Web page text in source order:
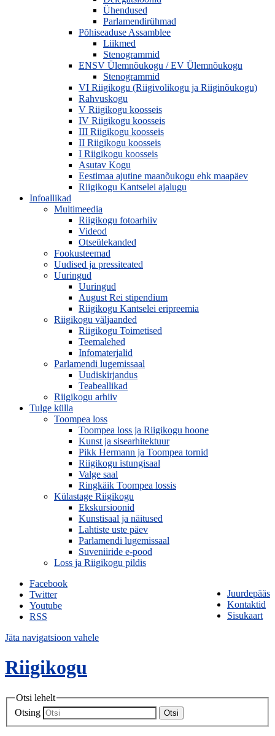
Ühendused
Parlamendirühmad
Põhiseaduse Assamblee
Liikmed
Stenogrammid
ENSV Ülemnõukogu / EV Ülemnõukogu
Stenogrammid
VI Riigikogu (Riigivolikogu ja Riiginõukogu)
Rahvuskogu
V Riigikogu koosseis
IV Riigikogu koosseis
III Riigikogu koosseis
II Riigikogu koosseis
I Riigikogu koosseis
Asutav Kogu
Eestimaa ajutine maanõukogu ehk maapäev
Riigikogu Kantselei ajalugu
Infoallikad
Multimeedia
Riigikogu fotoarhiiv
Videod
Otseülekanded
Fookusteemad
Uudised ja pressiteated
Uuringud
Uuringud
August Rei stipendium
Riigikogu Kantselei eripreemia
Riigikogu väljaanded
Riigikogu Toimetised
Teemalehed
Infomaterjalid
Parlamendi lugemissaal
Uudiskirjandus
Teabeallikad
Riigikogu arhiiv
Tulge külla
Toompea loss
Toompea loss ja Riigikogu hoone
Kunst ja sisearhitektuur
Pikk Hermann ja Toompea tornid
Riigikogu istungisaal
Valge saal
Ringkäik Toompea lossis
Külastage Riigikogu
Ekskursioonid
Kunstisaal ja näitused
Lahtiste uste päev
Parlamendi lugemissaal
Suveniiride e-pood
Loss ja Riigikogu pildis
Juurdepääs
Kontaktid
Sisukaart
Facebook
Twitter
Youtube
RSS
Jäta navigatsioon vahele
Riigikogu
Otsi lehelt
Otsing
Otsi